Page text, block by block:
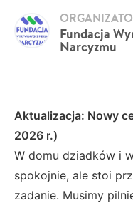
Fundacja
Narcyzmu
Aktualizacja: Nowy
2026 r.)
W domu dziadków i
spokojnie, ale stoi
zadanie. Musimy